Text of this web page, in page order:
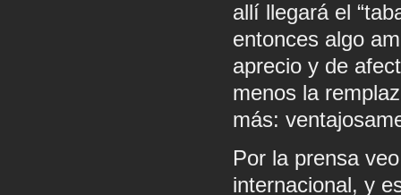
allí llegará el
entonces algo
aprecio y de
menos la
más:
Por la prensa
internacional, y